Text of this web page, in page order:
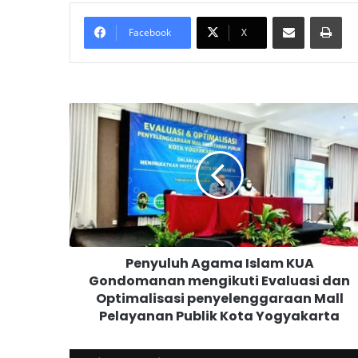
Facebook X
P
e
u
l
u
h
A
s
Penyuluh Agama Islam KUA
Gondomanan mengikuti Evaluasi dan
Optimalisasi penyelenggaraan Mall
Pelayanan Publik Kota Yogyakarta